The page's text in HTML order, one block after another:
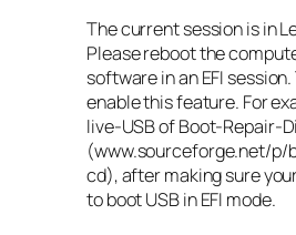
The current session is in
Please reboot the
software in an EFI
enable this feature. For
live-USB of Boot-Repair-
(www.sourceforge.net/
cd), after making sure
to boot USB in EFI mode.